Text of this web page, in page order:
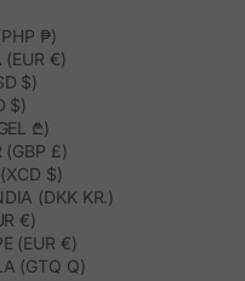
₱)
(EUR €)
$)
$)
₾)
(GBP £)
$)
(DKK KR.)
€)
(EUR €)
(GTQ Q)